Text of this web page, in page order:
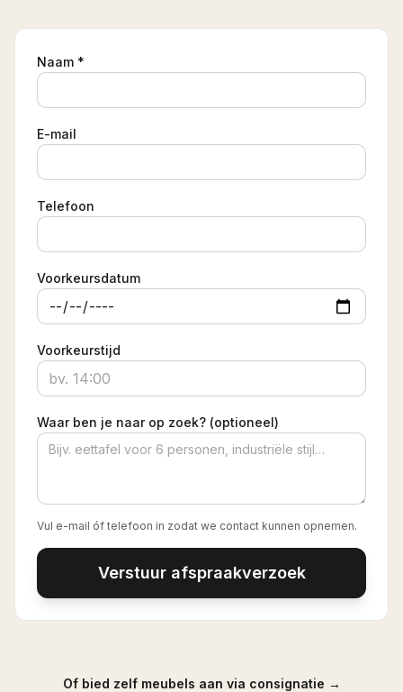
Naam *
E-mail
Telefoon
Voorkeursdatum
Voorkeurstijd
Waar ben je naar op zoek? (optioneel)
Vul e-mail óf telefoon in zodat we contact kunnen opnemen.
Verstuur afspraakverzoek
Of bied zelf meubels aan via consignatie →